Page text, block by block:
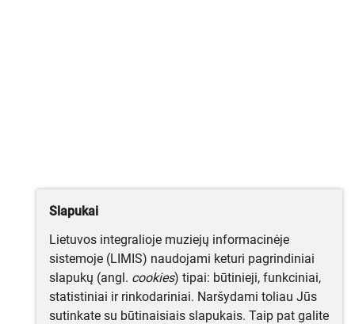
Slapukai
Lietuvos integralioje muziejų informacinėje
sistemoje (LIMIS) naudojami keturi pagrindiniai
slapukų (angl. cookies) tipai: būtinieji, funkciniai,
statistiniai ir rinkodariniai. Naršydami toliau Jūs
sutinkate su būtinaisiais slapukais. Taip pat galite